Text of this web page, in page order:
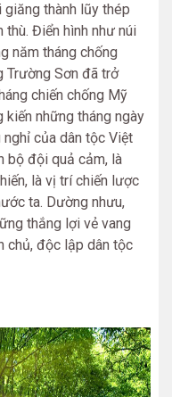
thành lũy thép
thù. Điển hình như núi
năm tháng chống
Trường Sơn đã trở
chiến chống Mỹ
những tháng ngày
của dân tộc Việt
bộ đội quả cảm, là
là vị trí chiến lược
ta. Dường nhưu,
thắng lợi vẻ vang
chủ, độc lập dân tộc